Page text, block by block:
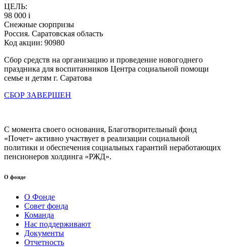
ЦЕЛЬ:
98 000 i
Снежные сюрпризы
Россия. Саратовская область
Код акции: 90980
Сбор средств на организацию и проведение новогоднего
праздника для воспитанников Центра социальной помощи
семье и детям г. Саратова
СБОР ЗАВЕРШЕН
С момента своего основания, Благотворительный фонд
«Почет» активно участвует в реализации социальной
политики и обеспечения социальных гарантий неработающих
пенсионеров холдинга «РЖД».
О фонде
О Фонде
Совет фонда
Команда
Нас поддерживают
Документы
Отчетность